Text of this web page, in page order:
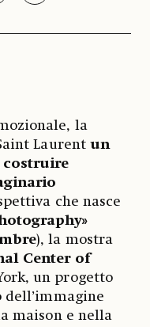
la
Laurent un
costruire
che nasce
), la mostra
Center of
un progetto
maison e nella